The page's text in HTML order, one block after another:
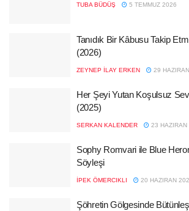
TUBA BÜDÜŞ 5 TEMMUZ 2026
Tanıdık Bir Kâbusu Takip
(2026)
ZEYNEP İLAY ERKEN 29
Her Şeyi Yutan Koşulsuz
(2025)
SERKAN KALENDER 23 HAZIRAN
Sophy Romvari ile Blue
Söyleşi
İPEK ÖMERCIKLI 20 HAZIRAN
Şöhretin Gölgesinde